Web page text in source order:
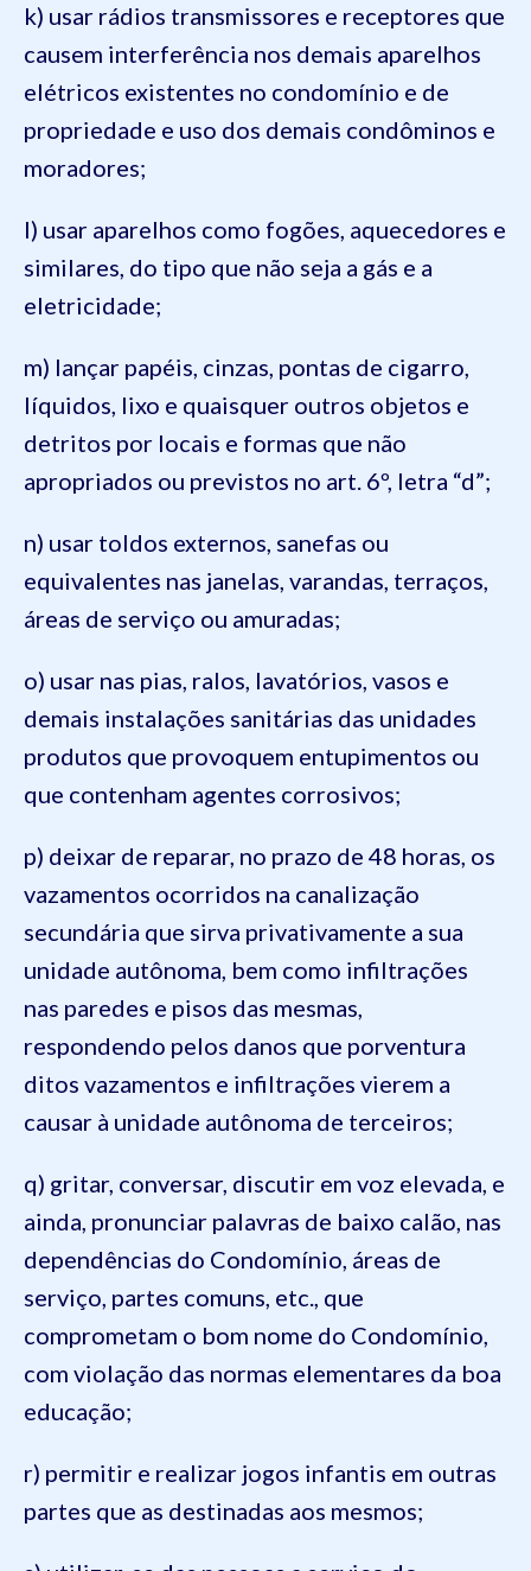
k) usar rádios transmissores e receptores que
causem interferência nos demais aparelhos
elétricos existentes no condomínio e de
propriedade e uso dos demais condôminos e
moradores;
l) usar aparelhos como fogões, aquecedores e
similares, do tipo que não seja a gás e a
eletricidade;
m) lançar papéis, cinzas, pontas de cigarro,
líquidos, lixo e quaisquer outros objetos e
detritos por locais e formas que não
apropriados ou previstos no art. 6º, letra “d”;
n) usar toldos externos, sanefas ou
equivalentes nas janelas, varandas, terraços,
áreas de serviço ou amuradas;
o) usar nas pias, ralos, lavatórios, vasos e
demais instalações sanitárias das unidades
produtos que provoquem entupimentos ou
que contenham agentes corrosivos;
p) deixar de reparar, no prazo de 48 horas, os
vazamentos ocorridos na canalização
secundária que sirva privativamente a sua
unidade autônoma, bem como infiltrações
nas paredes e pisos das mesmas,
respondendo pelos danos que porventura
ditos vazamentos e infiltrações vierem a
causar à unidade autônoma de terceiros;
q) gritar, conversar, discutir em voz elevada, e
ainda, pronunciar palavras de baixo calão, nas
dependências do Condomínio, áreas de
serviço, partes comuns, etc., que
comprometam o bom nome do Condomínio,
com violação das normas elementares da boa
educação;
r) permitir e realizar jogos infantis em outras
partes que as destinadas aos mesmos;